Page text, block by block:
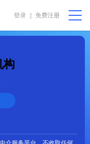
登录 免费注册
构